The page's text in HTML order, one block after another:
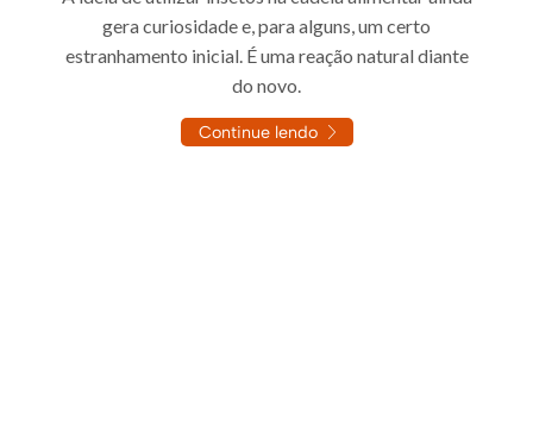
gera curiosidade e, para alguns, um certo
estranhamento inicial. É uma reação natural diante
do novo.
Continue lendo